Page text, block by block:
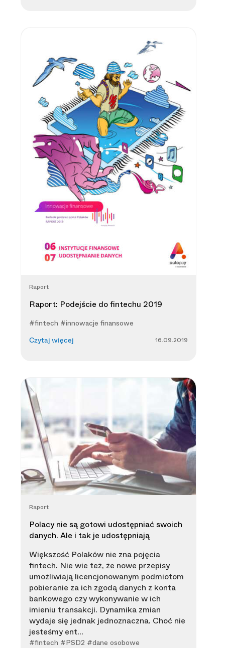
Raport
Raport: Podejście do fintechu 2019
#fintech #innowacje finansowe
Czytaj więcej 16.09.2019
Raport
Polacy nie są gotowi udostępniać swoich
danych. Ale i tak je udostępniają
Większość Polaków nie zna pojęcia
fintech. Nie wie też, że nowe przepisy
umożliwiają licencjonowanym podmiotom
pobieranie za ich zgodą danych z konta
bankowego czy wykonywanie w ich
imieniu transakcji. Dynamika zmian
wydaje się jednak jednoznaczna. Choć nie
jesteśmy ent...
#fintech #PSD2 #dane osobowe